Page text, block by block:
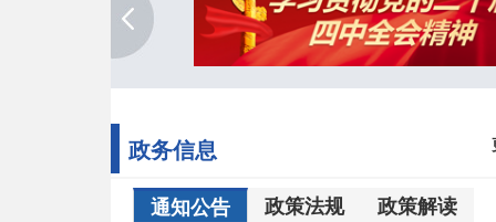
政务信息
通知公告 政策法规 政策解读